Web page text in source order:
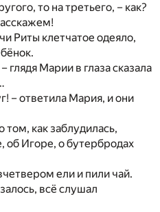
то на третьего, – как?
Риты клетчатое одеяло,
глядя Марии в глаза сказала
– ответила Мария, и они
том, как заблудилась,
об Игоре, о бутербродах
ели и пили чай.
всё слушал